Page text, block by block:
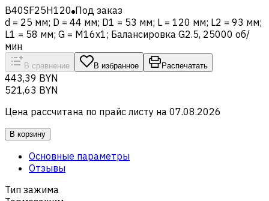
B40SF25H120 Под заказ
d = 25 мм; D = 44 мм; D1 = 53 мм; L = 120 мм; L2 = 93 мм;
L1 = 58 мм; G = M16x1; Балансировка G2.5, 25000 об/
мин
В сравнение В избранное Распечатать
443,39 BYN
521,63 BYN
Цена рассчитана по прайс листу на 07.08.2026
В корзину
Основные параметры
Отзывы
Тип зажима